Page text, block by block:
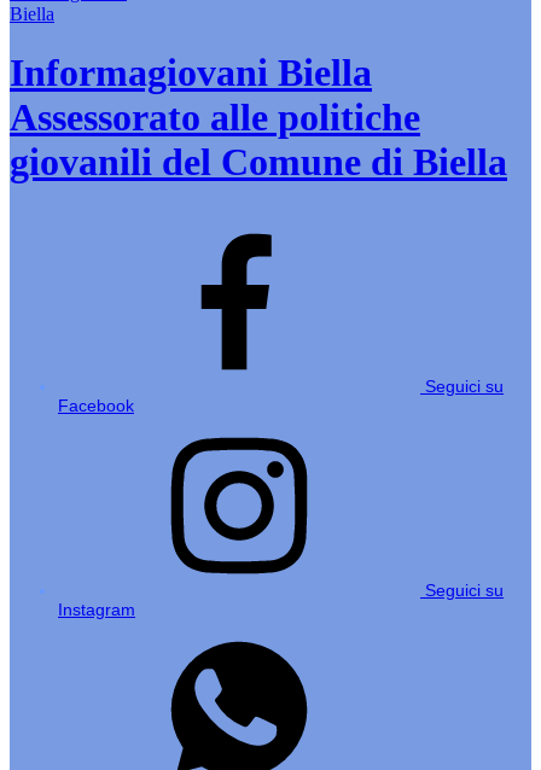
Informagiovani Biella
Assessorato alle politiche
giovanili del Comune di Biella
Seguici su
Facebook
Seguici su
Instagram